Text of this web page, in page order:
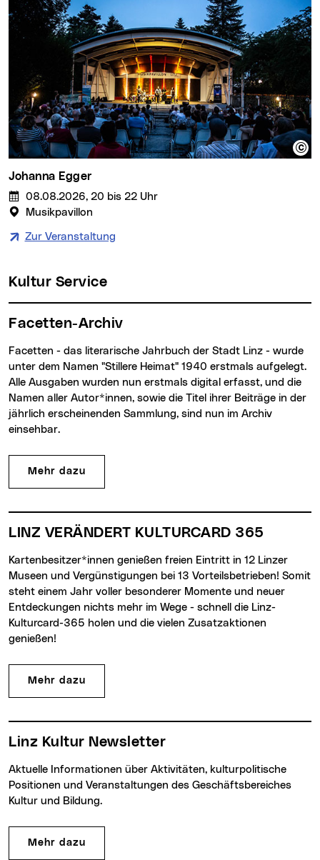
Johanna Egger
08.08.2026, 20 bis 22 Uhr
Musikpavillon
Zur Veranstaltung
Kultur Service
Facetten-Archiv
Facetten - das literarische Jahrbuch der Stadt Linz - wurde
unter dem Namen "Stillere Heimat" 1940 erstmals aufgelegt.
Alle Ausgaben wurden nun erstmals digital erfasst, und die
Namen aller Autor*innen, sowie die Titel ihrer Beiträge in der
jährlich erscheinenden Sammlung, sind nun im Archiv
einsehbar.
Mehr dazu
LINZ VERÄNDERT KULTURCARD 365
Kartenbesitzer*innen genießen freien Eintritt in 12 Linzer
Museen und Vergünstigungen bei 13 Vorteilsbetrieben! Somit
steht einem Jahr voller besonderer Momente und neuer
Entdeckungen nichts mehr im Wege - schnell die Linz-
Kulturcard-365 holen und die vielen Zusatzaktionen
genießen!
Mehr dazu
Linz Kultur Newsletter
Aktuelle Informationen über Aktivitäten, kulturpolitische
Positionen und Veranstaltungen des Geschäftsbereiches
Kultur und Bildung.
Mehr dazu